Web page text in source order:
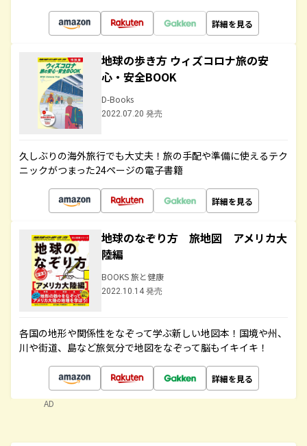
詳細を見る
地球の歩き方 ウィズコロナ旅の安
心・安全BOOK
D-Books
2022.07.20 発売
久しぶりの海外旅行でも大丈夫！旅の手配や準備に使えるテク
ニックがつまった24ページの電子書籍
詳細を見る
地球のなぞり方 旅地図 アメリカ大
陸編
BOOKS 旅と健康
2022.10.14 発売
各国の地形や関係性をなぞって学ぶ新しい地図本！国境や州、
川や街道、島など旅気分で地図をなぞって脳もイキイキ！
詳細を見る
AD